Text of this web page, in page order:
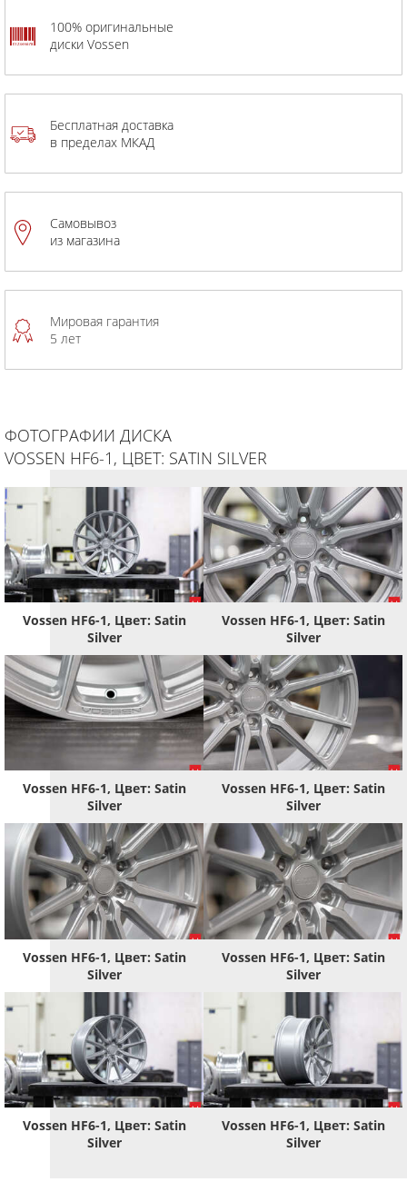
100% оригинальные
диски Vossen
Бесплатная доставка
в пределах МКАД
Самовывоз
из магазина
Мировая гарантия
5 лет
ФОТОГРАФИИ ДИСКА
VOSSEN HF6-1, ЦВЕТ: SATIN SILVER
Vossen HF6-1, Цвет: Satin
Silver
Vossen HF6-1, Цвет: Satin
Silver
Vossen HF6-1, Цвет: Satin
Silver
Vossen HF6-1, Цвет: Satin
Silver
Vossen HF6-1, Цвет: Satin
Silver
Vossen HF6-1, Цвет: Satin
Silver
Vossen HF6-1, Цвет: Satin
Silver
Vossen HF6-1, Цвет: Satin
Silver